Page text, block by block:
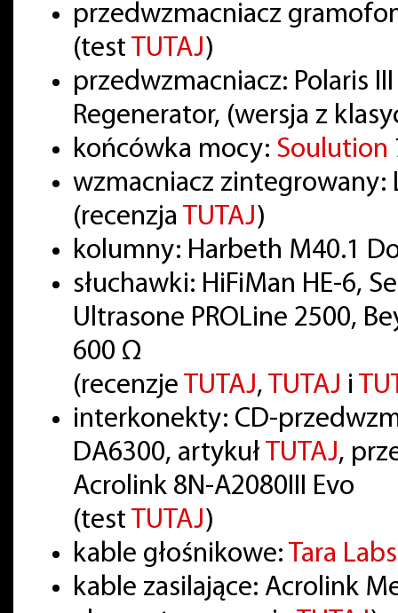
przedwzmacniacz
(test TUTAJ)
przedwzmacniacz: Polaris
Regenerator, (wersja z
końcówka mocy: Soulution
wzmacniacz zintegrowany:
(recenzja TUTAJ)
kolumny: Harbeth M40.1
słuchawki: HiFiMan HE-6,
Ultrasone PROLine 2500,
600 Ω
(recenzje TUTAJ, TUTAJ i
interkonekty: CD-
DA6300, artykuł TUTAJ,
Acrolink 8N-A2080III Evo
(test TUTAJ)
kable głośnikowe: Tara
kable zasilające: Acrolink